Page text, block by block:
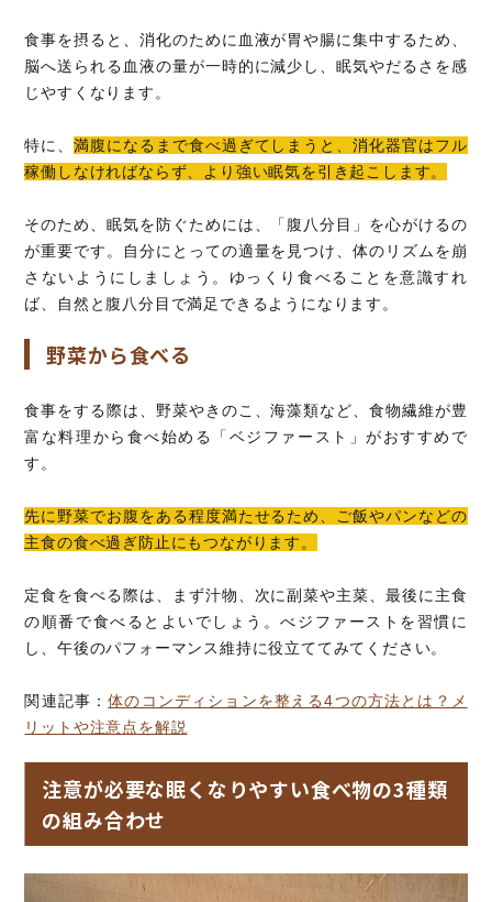
食事を摂ると、消化のために血液が胃や腸に集中するため、
脳へ送られる血液の量が一時的に減少し、眠気やだるさを感
じやすくなります。
特に、満腹になるまで食べ過ぎてしまうと、消化器官はフル
稼働しなければならず、より強い眠気を引き起こします。
そのため、眠気を防ぐためには、「腹八分目」を心がけるの
が重要です。自分にとっての適量を見つけ、体のリズムを崩
さないようにしましょう。ゆっくり食べることを意識すれ
ば、自然と腹八分目で満足できるようになります。
野菜から食べる
食事をする際は、野菜やきのこ、海藻類など、食物繊維が豊
富な料理から食べ始める「ベジファースト」がおすすめで
す。
先に野菜でお腹をある程度満たせるため、ご飯やパンなどの
主食の食べ過ぎ防止にもつながります。
定食を食べる際は、まず汁物、次に副菜や主菜、最後に主食
の順番で食べるとよいでしょう。べジファーストを習慣に
し、午後のパフォーマンス維持に役立ててみてください。
関連記事：体のコンディションを整える4つの方法とは？メ
リットや注意点を解説
注意が必要な眠くなりやすい食べ物の3種類
の組み合わせ